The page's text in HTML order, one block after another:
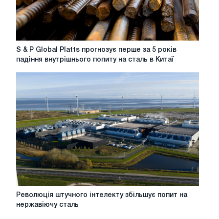
S
прогнозує
перше
за
5
років
падіння
внутрішнього
попиту
на
Китаї
S & P Global Platts прогнозує перше за 5 років
падіння внутрішнього попиту на сталь в Китаї
Революція
штучного
Революція штучного інтелекту збільшує попит на
нержавіючу сталь